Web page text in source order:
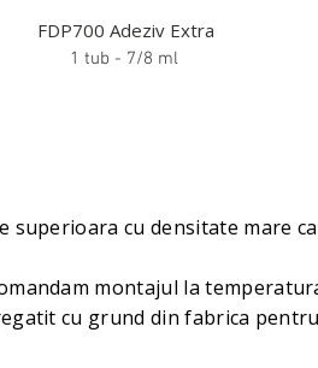
FDP700 Adeziv Extra
1 tub - 7/8 ml
superioara cu densitate mare
montajul la
cu grund din fabrica